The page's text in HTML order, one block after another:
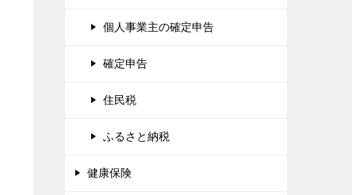
個人事業主の確定申告
確定申告
住民税
ふるさと納税
健康保険